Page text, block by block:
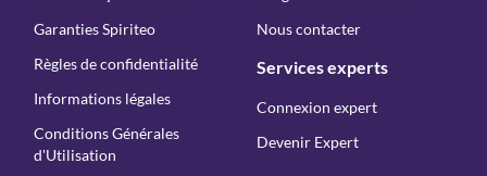
Garanties Spiriteo
Règles de confidentialité
Informations légales
Conditions Générales
d'Utilisation
Nous contacter
Services experts
Connexion expert
Devenir Expert